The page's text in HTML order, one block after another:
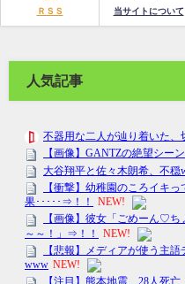
ＲＳＳ 当サイトについて
人気記事